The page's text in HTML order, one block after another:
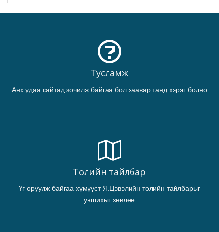
Тусламж
Анх удаа сайтад зочилж байгаа бол заавар танд хэрэг болно
Толийн тайлбар
Үг оруулж байгаа хүмүүст Я.Цэвэлийн толийн тайлбарыг
уншихыг зөвлөе